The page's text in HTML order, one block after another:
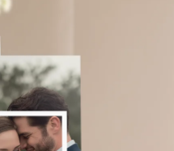
Bewertungen)
bewerten uns mit
aller Länder, in